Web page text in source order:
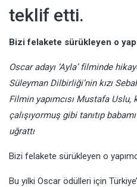
teklif etti.
Bizi felakete sürükleyen o yap
Oscar adayı ‘Ayla’ filminde
Süleyman Dilbirliği’nin kızı
Filmin yapımcısı Mustafa Uslu,
çalışıyormuş gibi tanıtıp
uğrattı
Bizi felakete sürükleyen o
Bu yılki Oscar ödülleri için